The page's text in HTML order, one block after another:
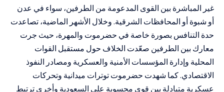
غير المباشرة بين القوى المدعومة من الطرفين، سواء في عدن
أو شبوة أو المحافظات الشرقية. وخلال الأشهر الماضية، تصاعدت
حدة التنافس بصورة خاصة في حضرموت والمهرة، حيث جرت
معارك بين الطرفين صعّدت الخلاف حول مستقبل القوات
المحلية وإدارة المؤسسات الأمنية والعسكرية ومصادر النفوذ
الاقتصادي. كما شهدت حضرموت توترات ميدانية وتحركات
عسكرية متبادلة بين قوى محسوبة على السعودية وأخرى ترتبط